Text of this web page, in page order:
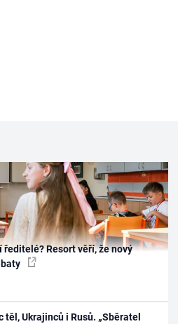
Resort věří, že nový
Ukrajinců i Rusů. „Sběratel